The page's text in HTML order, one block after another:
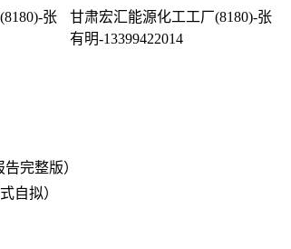
张
甘肃宏汇能源化工工厂(8180)-张
有明-13399422014
完整版）
自拟）